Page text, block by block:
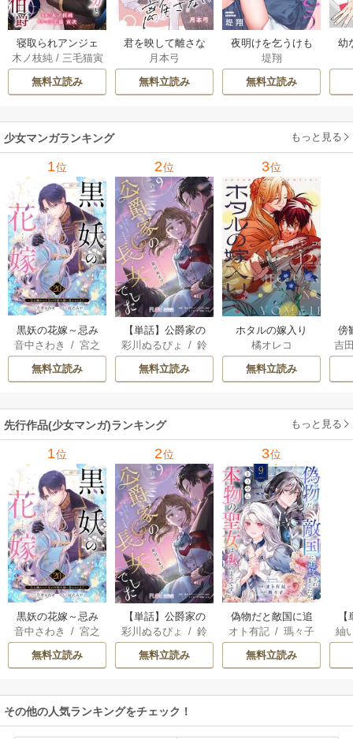
寝取られアンジェ
ニカと鬼畜伯爵
［ばら売り］ 14巻
木ノ枝純/ 三毛猫寅
次
無料立読み
君を映して離さな
い[ばら売り] 25巻
月本弓
無料立読み
夜明けを乞うけも
のたち[ばら売り] 2
8-29巻
堤翔
無料立読み
幼
少女マンガランキング もっと見る
1位
黒妖の花嫁～忌み
嫌われた私が冷酷
大尉に愛されるま
で～
音中さわき /宮之
みやこ
無料立読み
2位
【単話】公爵家の
長女でした
彩川ぬるぴょ /鈴
音さや /
無料立読み
3位
ホタルの嫁入り
橘オレコ
無料立読み
傍
吉
先行作品(少女マンガ)ランキング もっと見る
1位
黒妖の花嫁～忌み
嫌われた私が冷酷
大尉に愛されるま
で～
音中さわき /宮之
みやこ
無料立読み
2位
【単話】公爵家の
長女でした
彩川ぬるぴょ /鈴
音さや/
無料立読み
3位
偽物だと敵国に追
放されましたが、
どうやら本物の聖
女は私のようで
オト有記 /瑪々子
無料立読み
ら
紬
その他の人気ランキングをチェック！